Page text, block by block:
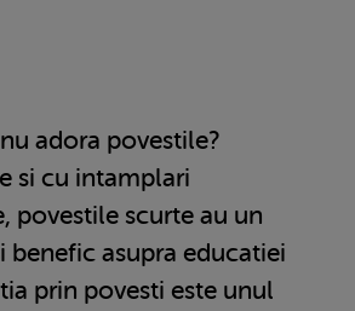
adora povestile?
si cu intamplari
povestile scurte au un
benefic asupra educatiei
prin povesti este unul